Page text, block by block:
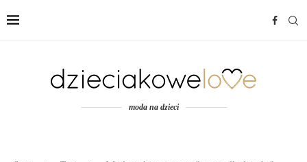
moda na dzieci